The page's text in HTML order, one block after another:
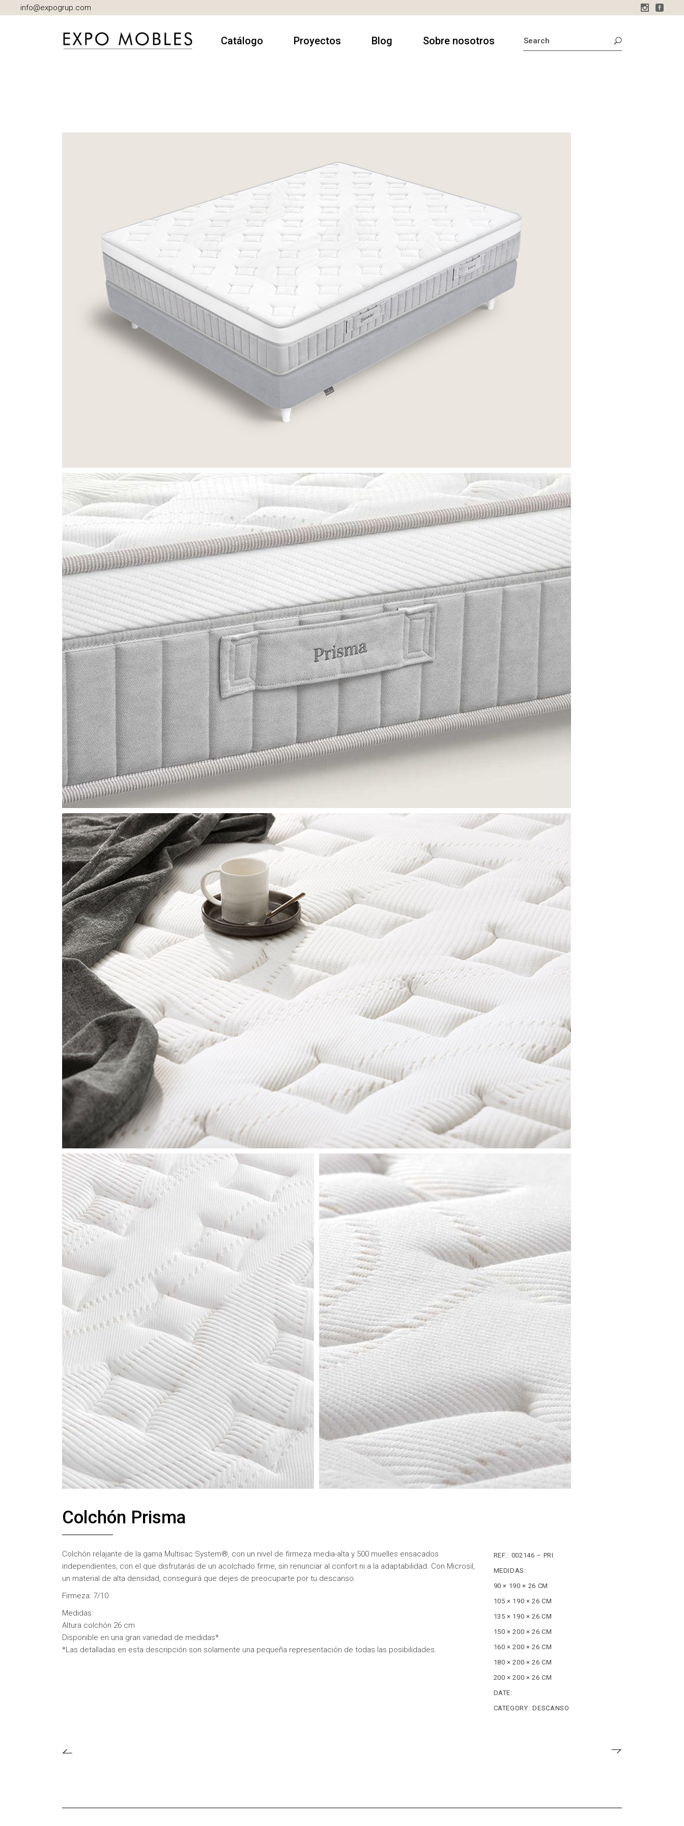
info@expogrup.com
Catálogo
Salón & Comedor
Sillas & Sillones
Sofás
Taburetes In & Out
Exterior
Proyectos Blog Sobre nosotros
FOR:
Colchón Prisma
Colchón relajante de la gama Multisac System®, con un nivel de firmeza media-alta y 500 muelles ensacados
independientes, con el que disfrutarás de un acolchado firme, sin renunciar al confort ni a la adaptabilidad. Con Microsil,
un material de alta densidad, conseguirá que dejes de preocuparte por tu descanso.
Firmeza: 7/10
Medidas:
Altura colchón 26 cm
Disponible en una gran variedad de medidas*.
*Las detalladas en esta descripción son solamente una pequeña representación de todas las posibilidades.
REF.: 002146 – PRI
MEDIDAS:
90 × 190 × 26 CM
105 × 190 × 26 CM
135 × 190 × 26 CM
150 × 200 × 26 CM
160 × 200 × 26 CM
180 × 200 × 26 CM
200 × 200 × 26 CM
DATE:
CATEGORY: DESCANSO